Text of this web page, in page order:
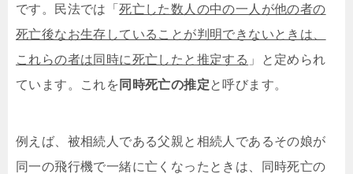
です。民法では「死亡した数人の中の一人が他の者の
死亡後なお生存していることが判明できないときは、
これらの者は同時に死亡したと推定する 」と定められ
ています。これを 同時死亡の推定と呼びます。
例えば、被相続人である父親と相続人であるその娘が
同一の飛行機で一緒に亡くなったときは、同時死亡の